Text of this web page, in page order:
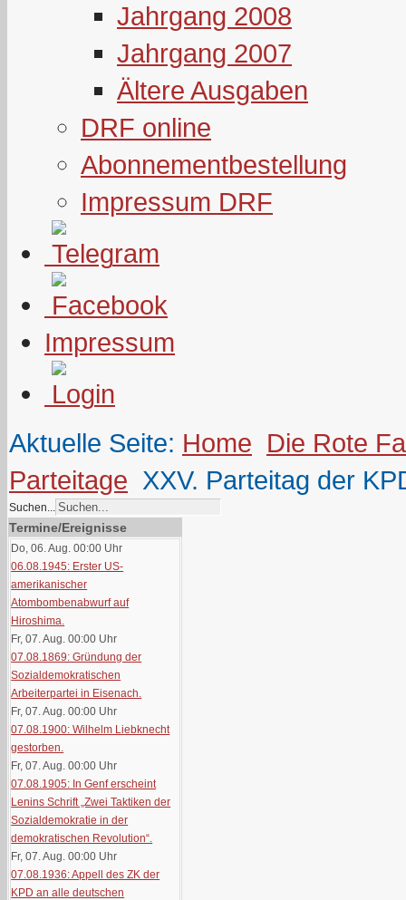
Jahrgang 2008
Jahrgang 2007
Ältere Ausgaben
DRF online
Abonnementbestellung
Impressum DRF
Impressum
Aktuelle Seite: Home Die Rote
Parteitage XXV. Parteitag der
Suchen...
Termine/Ereignisse
Do, 06. Aug. 00:00 Uhr
06.08.1945: Erster US-
amerikanischer
Atombombenabwurf auf
Hiroshima.
Fr, 07. Aug. 00:00 Uhr
07.08.1869: Gründung der
Sozialdemokratischen
Arbeiterpartei in Eisenach.
Fr, 07. Aug. 00:00 Uhr
07.08.1900: Wilhelm Liebknecht
gestorben.
Fr, 07. Aug. 00:00 Uhr
07.08.1905: In Genf erscheint
Lenins Schrift „Zwei Taktiken der
Sozialdemokratie in der
demokratischen Revolution“.
Fr, 07. Aug. 00:00 Uhr
07.08.1936: Appell des ZK der
KPD an alle deutschen